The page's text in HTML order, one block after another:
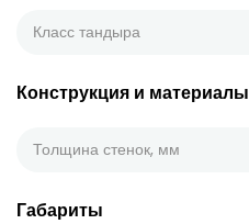
Класс тандыра
Конструкция и материалы
Толщина стенок, мм
Габариты